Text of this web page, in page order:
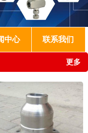
中心 联系我们
更多